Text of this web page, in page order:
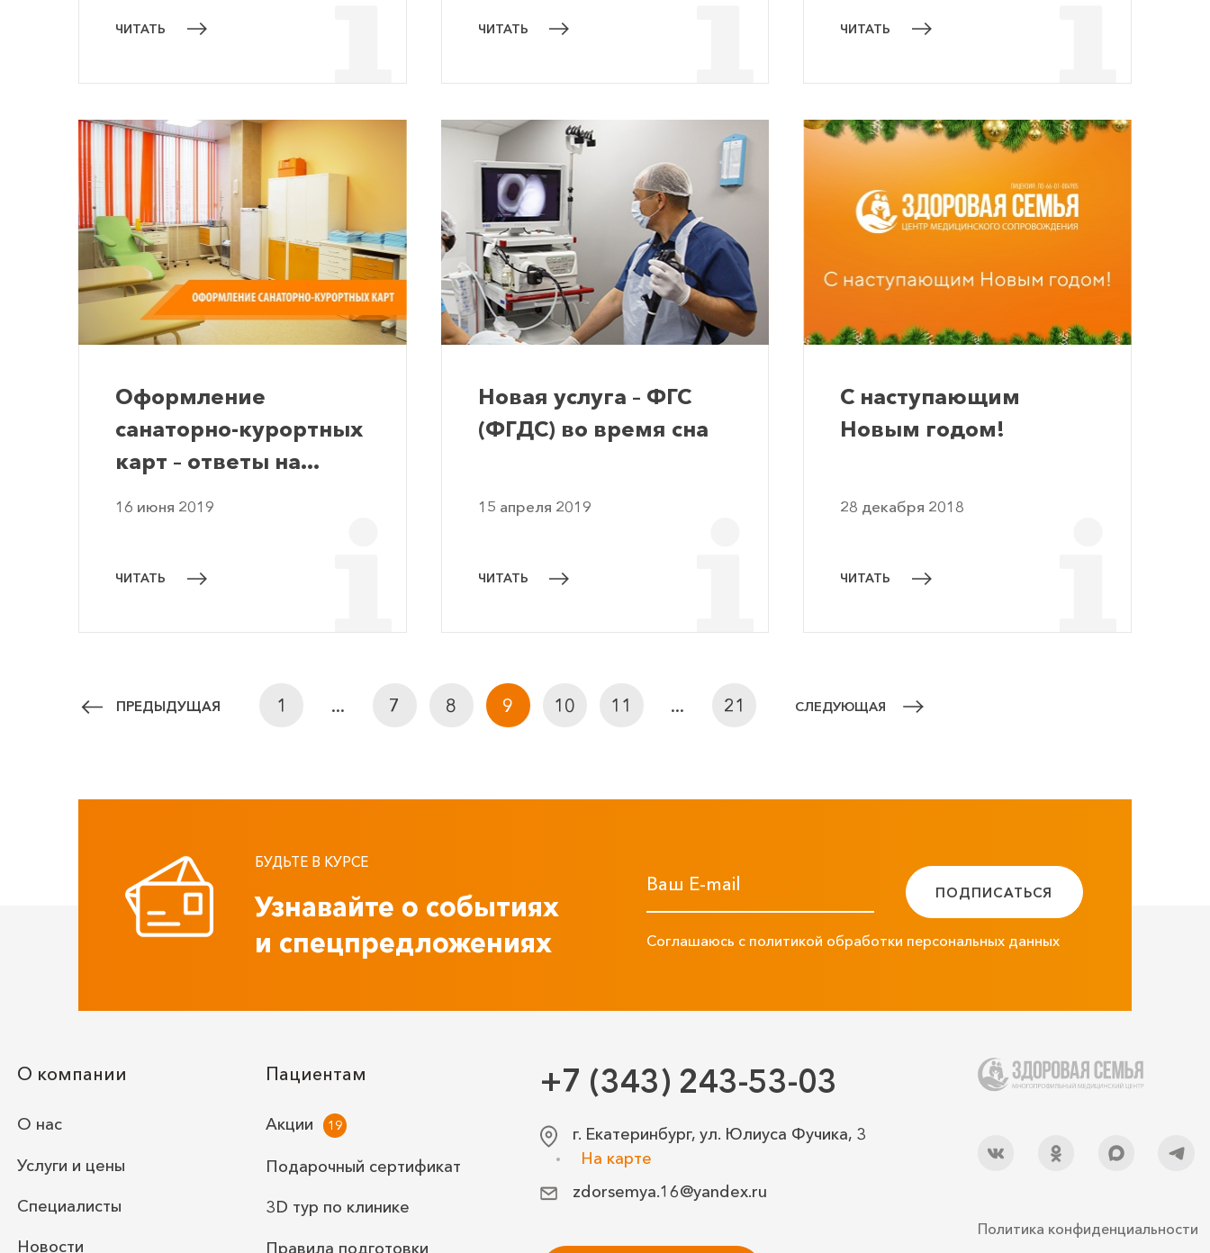
ЧИТАТЬ ЧИТАТЬ ЧИТАТЬ
Оформление
санаторно-курортных
карт – ответы на...
16 июня 2019
ЧИТАТЬ
Новая услуга – ФГС
(ФГДС) во время сна
15 апреля 2019
ЧИТАТЬ
С наступающим
Новым годом!
28 декабря 2018
ЧИТАТЬ
ПРЕДЫДУЩАЯ 1 ... 7 8 9 10 11 ... 21 СЛЕДУЮЩАЯ
БУДЬТЕ В КУРСЕ
Узнавайте о событиях
и спецпредложениях
Ваш E-mail ПОДПИСАТЬСЯ
Соглашаюсь с политикой обработки персональных данных
+7 (343) 243-53-03
г. Екатеринбург, ул. Юлиуса Фучика, 3
На карте
zdorsemya.16@yandex.ru
О компании
О нас
Услуги и цены
Специалисты
Новости
Пациентам
Акции
Подарочный сертификат
3D тур по клинике
Правила подготовки
Политика конфиденциальности